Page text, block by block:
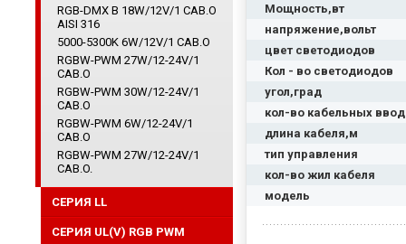
Мощность,вт
напряжение,вольт
цвет светодиодов
Кол - во светодиодов
угол,град
кол-во кабельных
длина кабеля,м
тип управления
кол-во жил кабеля
модель
RGB-DMX B 18W/12V/1 CAB.O
AISI 316
5000-5300K 6W/12V/1 CAB.O
RGBW-PWM 27W/12-24V/1
CAB.O
RGBW-PWM 30W/12-24V/1
CAB.O
RGBW-PWM 6W/12-24V/1
CAB.O
RGBW-PWM 27W/12-24V/1
CAB.O.
СЕРИЯ LL
СЕРИЯ UL(V) RGB PWM